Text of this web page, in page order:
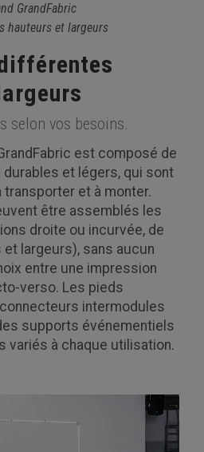
GrandFabric
hauteurs et largeurs
selon vos besoins.
est composé de
et légers, qui sont
transporter et à monter.
être assemblés les
droite ou incurvée, de
largeurs), sans aucun
entre une impression
verso. Les pieds
intermodules
supports événementiels
variés à chaque utilisation.